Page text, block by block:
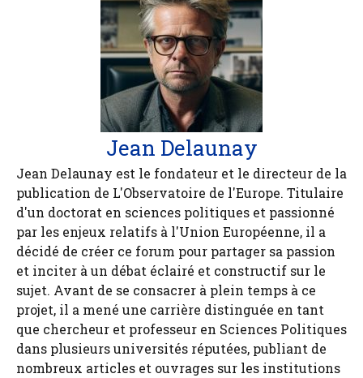
Jean Delaunay
Jean Delaunay est le fondateur et le directeur de la
publication de L'Observatoire de l'Europe. Titulaire
d'un doctorat en sciences politiques et passionné
par les enjeux relatifs à l'Union Européenne, il a
décidé de créer ce forum pour partager sa passion
et inciter à un débat éclairé et constructif sur le
sujet. Avant de se consacrer à plein temps à ce
projet, il a mené une carrière distinguée en tant
que chercheur et professeur en Sciences Politiques
dans plusieurs universités réputées, publiant de
nombreux articles et ouvrages sur les institutions